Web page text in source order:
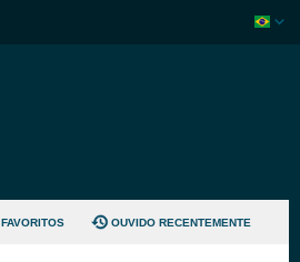
FAVORITOS OUVIDO RECENTEMENTE